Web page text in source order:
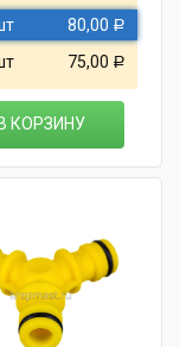
80,00 Р
75,00 Р
В КОРЗИНУ